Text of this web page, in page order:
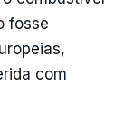
fosse
com